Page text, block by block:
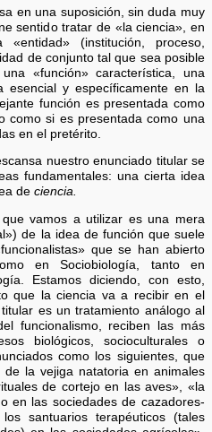
en una suposición, sin duda muy
sentido tratar de «la ciencia», en
(institución, proceso,
de conjunto tal que sea posible
«función» característica, una
esencial y específicamente en la
función es presentada como
como si es presentada como una
en el pretérito.
nuestro enunciado titular se
fundamentales: una cierta idea
deciencia.
vamos a utilizar es una mera
de la idea de función que suele
que se han abierto
en Sociobiología, tanto en
Estamos diciendo, con esto,
que la ciencia va a recibir en el
es un tratamiento análogo al
funcionalismo, reciben las más
biológicos, socioculturales o
como los siguientes, que
la vejiga natatoria en animales
de cortejo en las aves», «la
en las sociedades de cazadores-
santuarios terapéuticos (tales